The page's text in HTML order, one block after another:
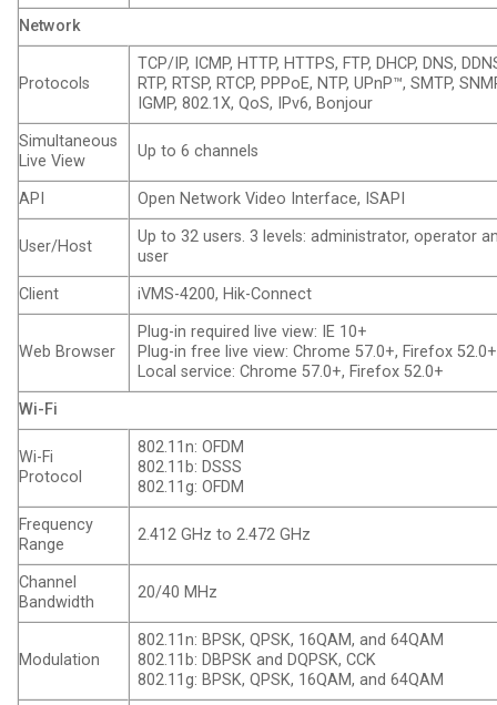
Network
Protocols
TCP/IP, ICMP, HTTP, HTTPS, FTP, DHCP, DNS,
RTP, RTSP, RTCP, PPPoE, NTP, UPnP™, SMTP,
IGMP, 802.1X, QoS, IPv6, Bonjour
Simultaneous
Live View
Up to 6 channels
API Open Network Video Interface, ISAPI
User/Host
Up to 32 users. 3 levels: administrator, operator
user
Client
iVMS-4200, Hik-Connect
Web Browser
Plug-in required live view: IE 10+
Plug-in free live view: Chrome 57.0+, Firefox 52.0+
Local service: Chrome 57.0+, Firefox 52.0+
Wi-Fi
Wi-Fi
Protocol
802.11n: OFDM
802.11b: DSSS
802.11g: OFDM
Frequency
Range
2.412 GHz to 2.472 GHz
Channel
Bandwidth
20/40 MHz
Modulation
802.11n: BPSK, QPSK, 16QAM, and 64QAM
802.11b: DBPSK and DQPSK, CCK
802.11g: BPSK, QPSK, 16QAM, and 64QAM